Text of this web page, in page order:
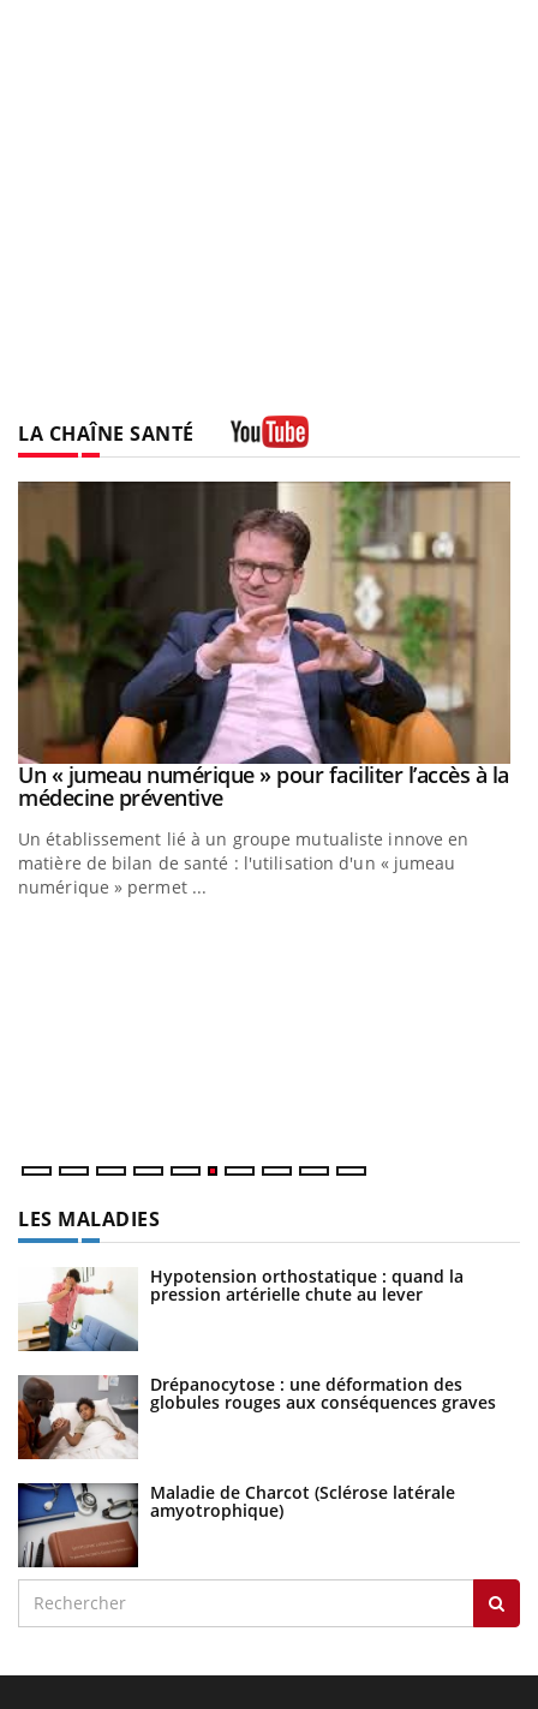
LA CHAÎNE SANTÉ
Youtube
Un « jumeau numérique » pour faciliter l’accès à la
médecine préventiveYoutube
Un établissement lié à un groupe mutualiste innove en
matière de bilan de santé : l'utilisation d'un « jumeau
numérique » permet ...
LES MALADIES
Hypotension orthostatique : quand la
pression artérielle chute au lever
Drépanocytose : une déformation des
globules rouges aux conséquences graves
Maladie de Charcot (Sclérose latérale
amyotrophique)